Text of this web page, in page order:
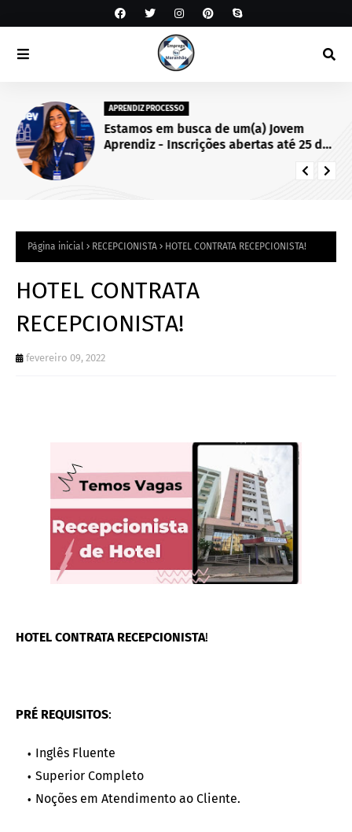
APRENDIZ PROCESSO
Estamos em busca de um(a) Jovem
Aprendiz - Inscrições abertas até 25 de
Página inicial RECEPCIONISTA HOTEL CONTRATA RECEPCIONISTA!
HOTEL CONTRATA
RECEPCIONISTA!
fevereiro 09, 2022
HOTEL CONTRATA RECEPCIONISTA!
PRÉ REQUISITOS:
Inglês Fluente
Superior Completo
Noções em Atendimento ao Cliente.